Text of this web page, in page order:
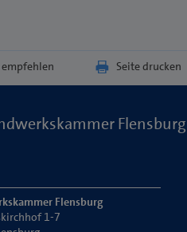
empfehlen Seite drucken
Flensburg
Flensburg
1-7